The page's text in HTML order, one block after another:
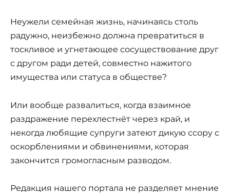
Неужели семейная жизнь, начинаясь столь
радужно, неизбежно должна превратиться в
тоскливое и угнетающее сосуществование друг
с другом ради детей, совместно нажитого
имущества или статуса в обществе?
Или вообще развалиться, когда взаимное
раздражение перехлестнёт через край, и
некогда любящие супруги затеют дикую ссору с
оскорблениями и обвинениями, которая
закончится громогласным разводом.
Редакция нашего портала не разделяет мнение